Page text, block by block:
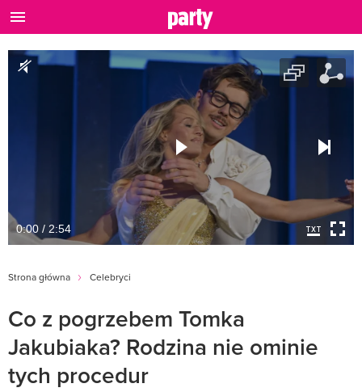
0:00 / 2:54
Strona główna Celebryci
Co z pogrzebem Tomka
Jakubiaka? Rodzina nie ominie
tych procedur